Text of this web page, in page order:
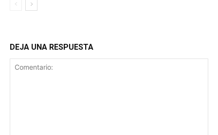
DEJA UNA RESPUESTA